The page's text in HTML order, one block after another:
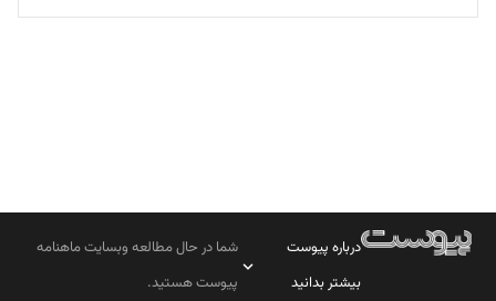
تحریریه
درباره پیوست
بیشتر بدانید
شما در حال مطالعه وبسایت ماهنامه
پیوست هستید.